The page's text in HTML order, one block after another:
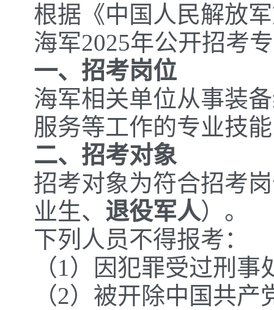
根据《中国人民解放
海军2025年公开招考
一、招考岗位
海军相关单位从事装
服务等工作的专业技
二、招考对象
招考对象为符合招考
业生、 退役军人）。
下列人员不得报考：
（1）因犯罪受过刑事
（2）被开除中国共产